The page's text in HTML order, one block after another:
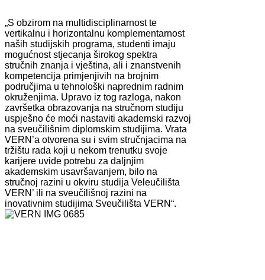
„S obzirom na multidisciplinarnost te
vertikalnu i horizontalnu komplementarnost
naših studijskih programa, studenti imaju
mogućnost stjecanja širokog spektra
stručnih znanja i vještina, ali i znanstvenih
kompetencija primjenjivih na brojnim
područjima u tehnološki naprednim radnim
okruženjima. Upravo iz tog razloga, nakon
završetka obrazovanja na stručnom studiju
uspješno će moći nastaviti akademski razvoj
na sveučilišnim diplomskim studijima. Vrata
VERN’a otvorena su i svim stručnjacima na
tržištu rada koji u nekom trenutku svoje
karijere uvide potrebu za daljnjim
akademskim usavršavanjem, bilo na
stručnoj razini u okviru studija Veleučilišta
VERN’ ili na sveučilišnoj razini na
inovativnim studijima Sveučilišta VERN“.